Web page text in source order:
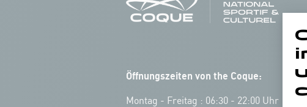
Öffnungszeiten von the Coque:
Montag - Freitag : 06:30 - 22:00 Uhr